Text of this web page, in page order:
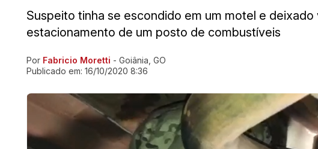
Suspeito tinha se escondido em um motel e
estacionamento de um posto de combustíveis
Ir direto pra matéria
Por Fabricio Moretti - Goiânia, GO
Publicado em: 16/10/2020 8:36